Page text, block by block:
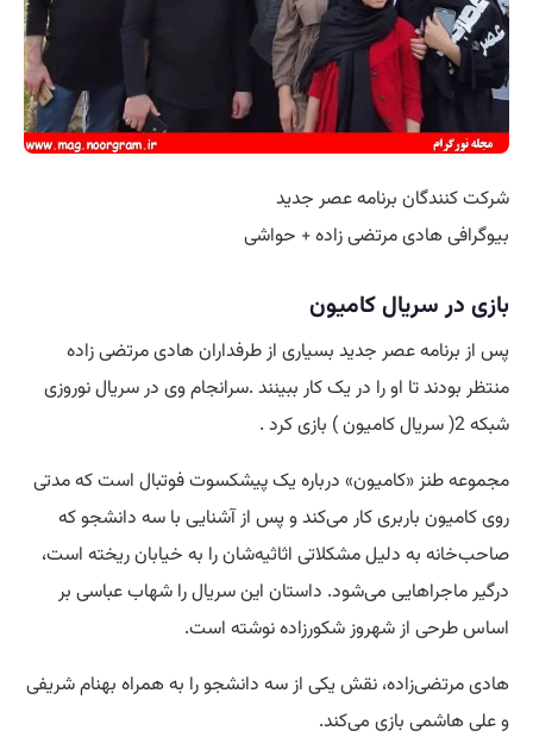
شرکت کنندگان برنامه عصر جدید
بیوگرافی هادی مرتضی زاده + حواشی
بازی در سریال کامیون
پس از برنامه عصر جدید بسیاری از طرفداران هادی مرتضی زاده
منتظر بودند تا او را در یک کار ببینند .سرانجام وی در سریال نوروزی
شبکه 2( سریال کامیون ) بازی کرد .
مجموعه طنز «کامیون» درباره یک پیشکسوت فوتبال است که مدتی
روی کامیون باربری کار می‌کند و پس از آشنایی با سه دانشجو که
صاحب‌خانه به دلیل مشکلاتی اثاثیه‌شان را به خیابان ریخته است،
درگیر ماجراهایی می‌شود. داستان این سریال را شهاب عباسی بر
اساس طرحی از شهروز شکورزاده نوشته است.
هادی مرتضی‌زاده، نقش یکی از سه دانشجو را به همراه بهنام شریفی
و علی هاشمی بازی می‌کند.